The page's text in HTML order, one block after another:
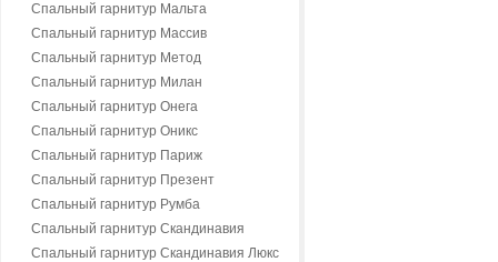
Спальный гарнитур Мальта
Спальный гарнитур Массив
Спальный гарнитур Метод
Спальный гарнитур Милан
Спальный гарнитур Онега
Спальный гарнитур Оникс
Спальный гарнитур Париж
Спальный гарнитур Презент
Спальный гарнитур Румба
Спальный гарнитур Скандинавия
Спальный гарнитур Скандинавия Люкс